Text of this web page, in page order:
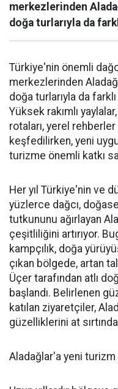
merkezlerinden
doğa turlarıyla da
Türkiye'nin önemli
merkezlerinden
doğa turlarıyla da
Yüksek rakımlı
rotaları, yerel
keşfedilirken, yeni
turizme önemli katkı
Her yıl Türkiye'nin ve
yüzlerce dağcı,
tutkununu ağırlayan
çeşitliliğini artırıyor.
kampçılık, doğa
çıkan bölgede, artan
Üçer tarafından atlı
başlandı. Belirlenen
katılan ziyaretçiler,
güzelliklerini at
Aladağlar'a yeni